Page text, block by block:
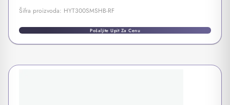
Šifra proizvoda: HYT300SMSHB-RF
Pošaljite Upit Za Cenu